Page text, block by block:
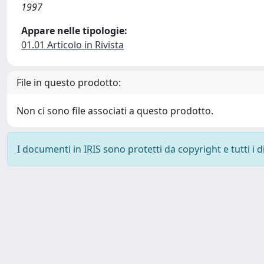
1997
Appare nelle tipologie:
01.01 Articolo in Rivista
File in questo prodotto:
Non ci sono file associati a questo prodotto.
I documenti in IRIS sono protetti da copyright e tutti i